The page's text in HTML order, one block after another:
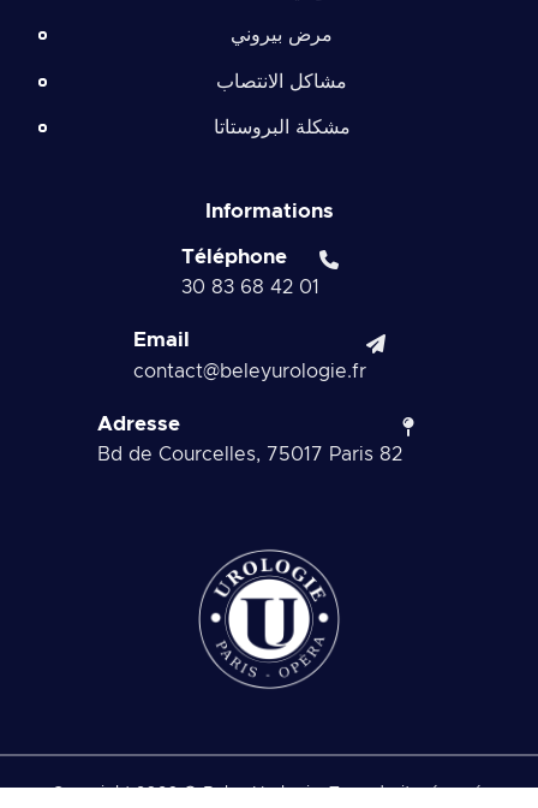
مرض بيروني
مشاكل الانتصاب
مشكلة البروستاتا
Informations
Téléphone
01 42 68 83 30
Email
contact@beleyurologie.fr
Adresse
82 Bd de Courcelles, 75017 Paris